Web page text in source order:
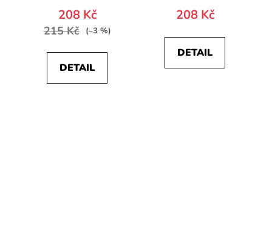
208 Kč
215 Kč (–3 %)
DETAIL
208 Kč
DETAIL